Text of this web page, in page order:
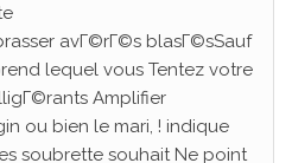
avГ©rГ©s blasГ©sSauf
lequel vous Tentez votre
Amplifier
ou bien le mari, ! indique
soubrette souhait Ne point